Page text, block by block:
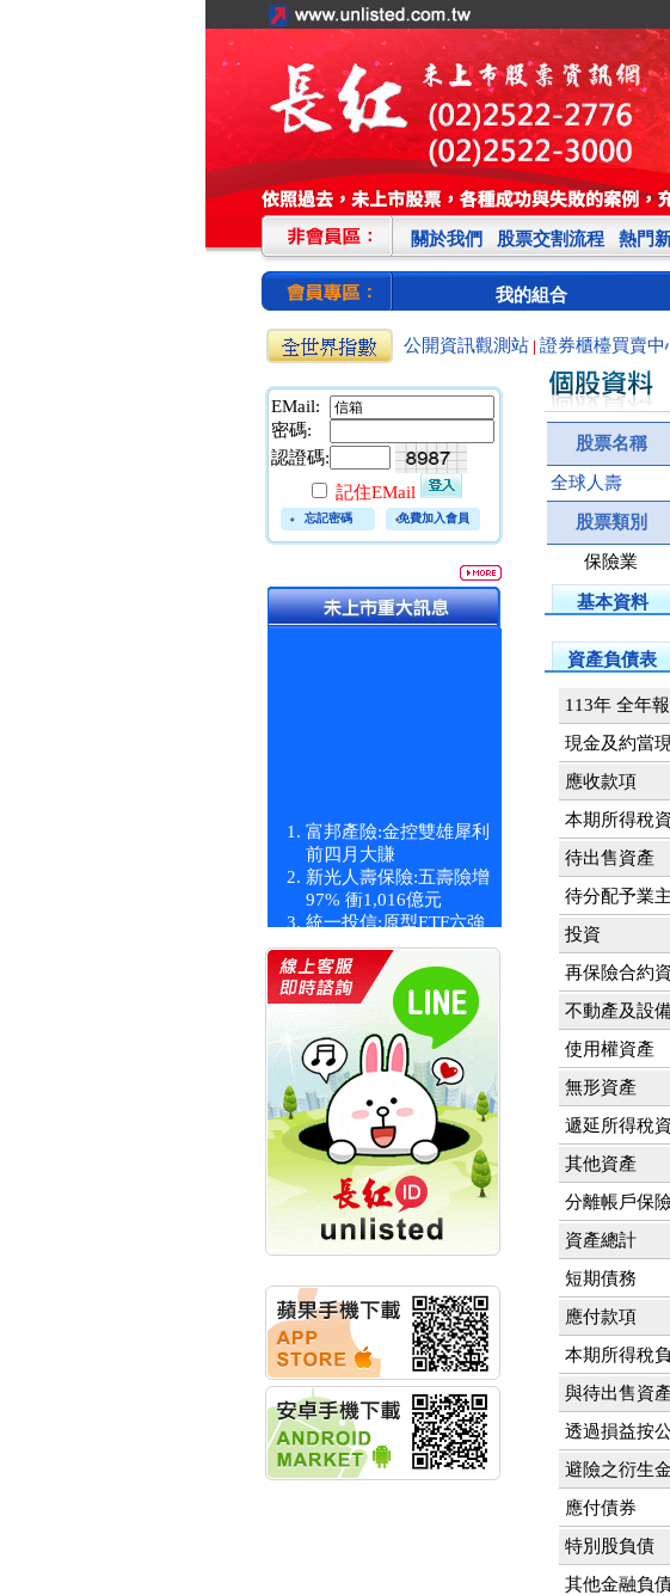
關於我們 股票交割流程 熱門
我的組合
公開資訊觀測站 證券櫃檯買賣中
EMail:
密碼:
認證碼:
記住EMail
忘記密碼 免費加入會員
富邦產險:金控雙雄犀利
前四月大賺
新光人壽保險:五壽險增
97% 衝1,016億元
統一投信:原型ETF六強
漲逾九成
統一投信:主動式ETF溢
價 被盯上
新光人壽保險:新壽Q1外
價金將達996億
宇辰系統科技:宇辰業績
創新高 啟動興櫃轉上櫃
計畫
明緯企業:明緯永續科技
競賽 以電源驅動善的力
量
秀育企業:秀育SHO-U儲
能系統 獲國內首張CNS
認證
華旭先進:代重要子公司
碩通散熱股份有限公司
公告董事會通過發言人
及代理發
華旭先進:代重要子公司
碩通散熱股份有限公司
公告董事會決議發行員
工認股權
華旭先進:代重要子公司
股票名稱
全球人壽
股票類別
保險業
基本資料
資產負債表
113年 全年報
現金及約當
應收款項
本期所得稅
待出售資產
待分配予業
投資
再保險合約
不動產及設
使用權資產
無形資產
遞延所得稅
其他資產
分離帳戶保
資產總計
短期債務
應付款項
本期所得稅
與待出售資
透過損益按
避險之衍生
應付債券
特別股負債
其他金融負